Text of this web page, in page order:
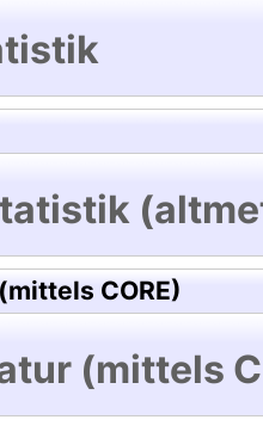
CORE)
(mittels